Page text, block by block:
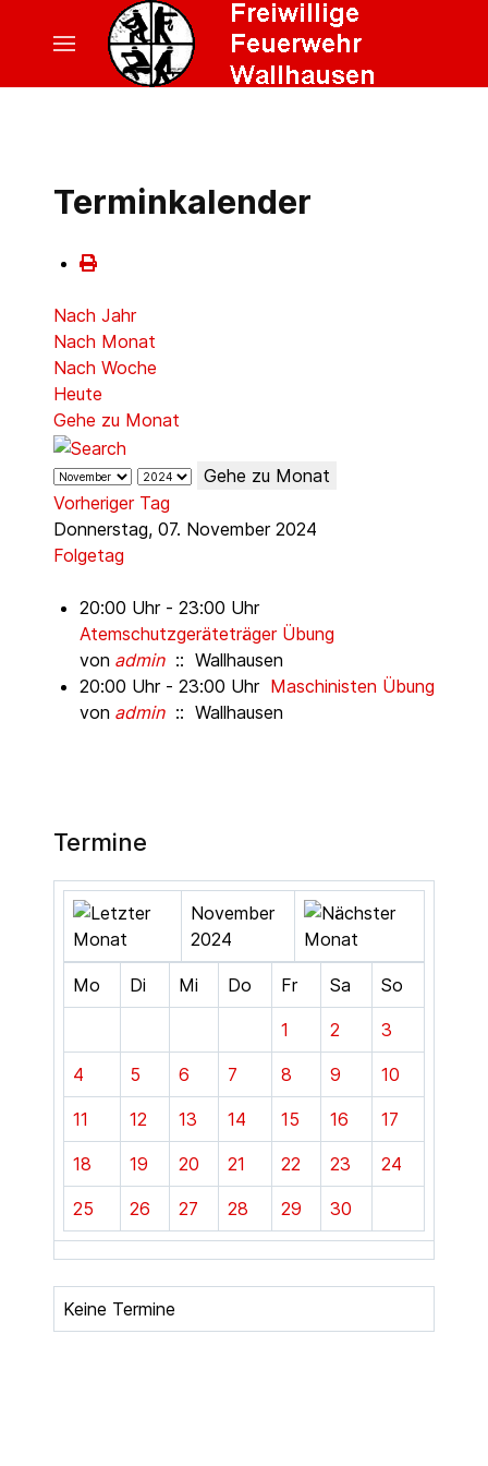
Terminkalender
Nach Jahr
Nach Monat
Nach Woche
Heute
Gehe zu Monat
Gehe zu Monat
Vorheriger Tag
Donnerstag, 07. November 2024
Folgetag
20:00 Uhr - 23:00 Uhr
Atemschutzgeräteträger Übung
von admin:: Wallhausen
20:00 Uhr - 23:00 Uhr Maschinisten Übung
von admin:: Wallhausen
Termine
November
2024
Mo Di Mi Do Fr Sa So
1 2 3
4 5 6 7 8 9 10
11 12 13 14 15 16 17
18 19 20 21 22 23 24
25 26 27 28 29 30
Keine Termine